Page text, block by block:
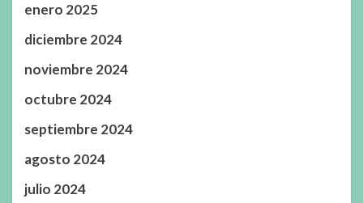
enero 2025
diciembre 2024
noviembre 2024
octubre 2024
septiembre 2024
agosto 2024
julio 2024